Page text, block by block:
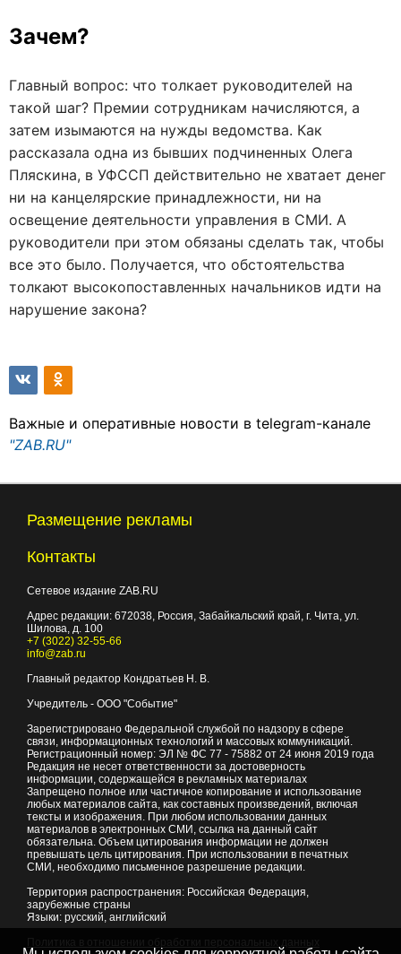
Зачем?
Главный вопрос: что толкает руководителей на
такой шаг? Премии сотрудникам начисляются, а
затем изымаются на нужды ведомства. Как
рассказала одна из бывших подчиненных Олега
Пляскина, в УФССП действительно не хватает денег
ни на канцелярские принадлежности, ни на
освещение деятельности управления в СМИ. А
руководители при этом обязаны сделать так, чтобы
все это было. Получается, что обстоятельства
толкают высокопоставленных начальников идти на
нарушение закона?
Важные и оперативные новости в telegram-канале
"ZAB.RU"
Размещение рекламы
Контакты
Сетевое издание ZAB.RU
Адрес редакции: 672038, Россия, Забайкальский край, г. Чита, ул.
Шилова, д. 100
+7 (3022) 32-55-66
info@zab.ru
Главный редактор Кондратьев Н. В.
Учредитель - ООО "Событие"
Зарегистрировано Федеральной службой по надзору в сфере
связи, информационных технологий и массовых коммуникаций.
Регистрационный номер: ЭЛ № ФС 77 - 75882 от 24 июня 2019 года
Редакция не несет ответственности за достоверность
информации, содержащейся в рекламных материалах
Запрещено полное или частичное копирование и использование
любых материалов сайта, как составных произведений, включая
тексты и изображения. При любом использовании данных
материалов в электронных СМИ, ссылка на данный сайт
обязательна. Объем цитирования информации не должен
превышать цель цитирования. При использовании в печатных
СМИ, необходимо письменное разрешение редакции.
Территория распространения: Российская Федерация,
зарубежные страны
Языки: русский, английский